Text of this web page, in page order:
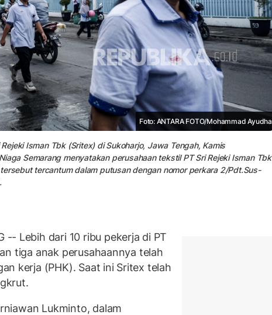
Foto: ANTARA FOTO/Mohammad Ayudha
Isman Tbk (Sritex) di Sukoharjo, Jawa Tengah, Kamis
Semarang menyatakan perusahaan tekstil PT Sri Rejeki Isman Tbk
tercantum dalam putusan dengan nomor perkara 2/Pdt.Sus-
-- Lebih dari 10 ribu pekerja di PT
tiga anak perusahaannya telah
kerja (PHK). Saat ini Sritex telah
Lukminto, dalam